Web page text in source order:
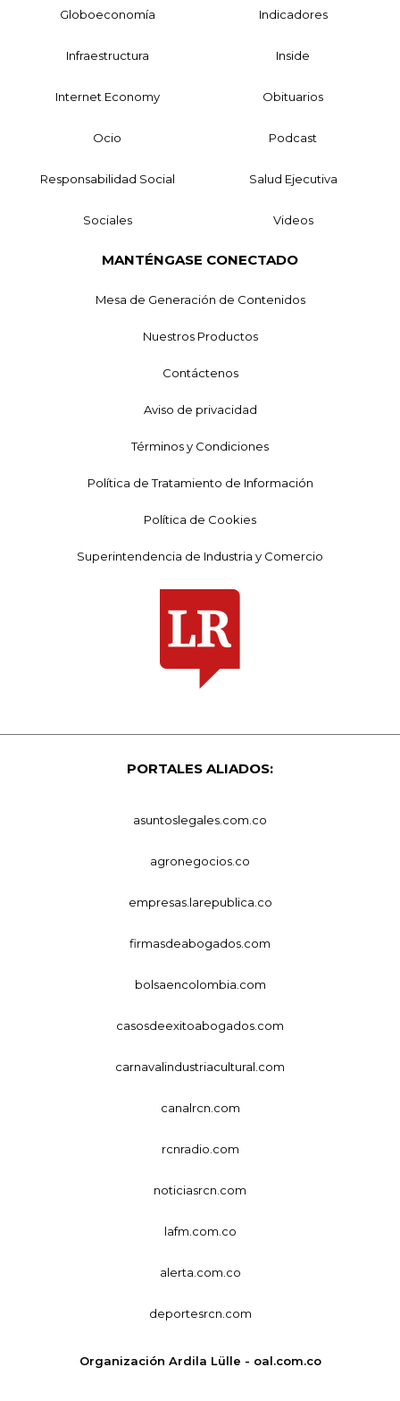
Globoeconomía Indicadores
Infraestructura Inside
Internet Economy Obituarios
Ocio Podcast
Responsabilidad Social Salud Ejecutiva
Sociales Videos
MANTÉNGASE CONECTADO
Mesa de Generación de Contenidos
Nuestros Productos
Contáctenos
Aviso de privacidad
Términos y Condiciones
Política de Tratamiento de Información
Política de Cookies
Superintendencia de Industria y Comercio
PORTALES ALIADOS:
asuntoslegales.com.co
agronegocios.co
empresas.larepublica.co
firmasdeabogados.com
bolsaencolombia.com
casosdeexitoabogados.com
carnavalindustriacultural.com
canalrcn.com
rcnradio.com
noticiasrcn.com
lafm.com.co
alerta.com.co
deportesrcn.com
Organización Ardila Lülle - oal.com.co